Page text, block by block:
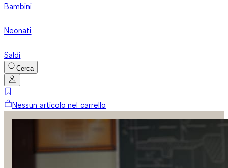
Bambini
Neonati
Saldi
Cerca
Nessun articolo nel carrello